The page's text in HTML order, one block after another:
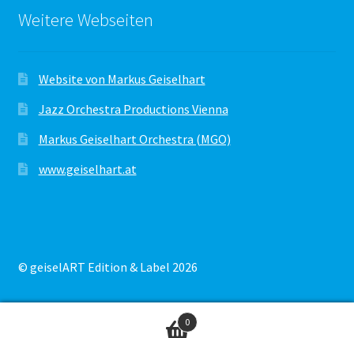
Weitere Webseiten
Website von Markus Geiselhart
Jazz Orchestra Productions Vienna
Markus Geiselhart Orchestra (MGO)
www.geiselhart.at
© geiselART Edition & Label 2026
0